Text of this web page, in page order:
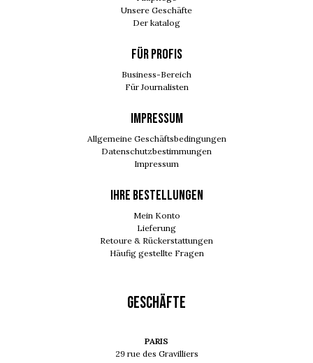
Unsere Geschäfte
Der katalog
FÜR PROFIS
Business-Bereich
Für Journalisten
IMPRESSUM
Allgemeine Geschäftsbedingungen
Datenschutzbestimmungen
Impressum
Ihre Bestellungen
Mein Konto
Lieferung
Retoure & Rückerstattungen
Häufig gestellte Fragen
GESCHÄFTE
PARIS
29 rue des Gravilliers